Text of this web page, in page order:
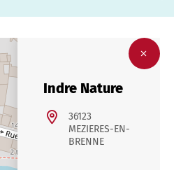
Indre Nature
36123
MEZIERES-EN-
BRENNE